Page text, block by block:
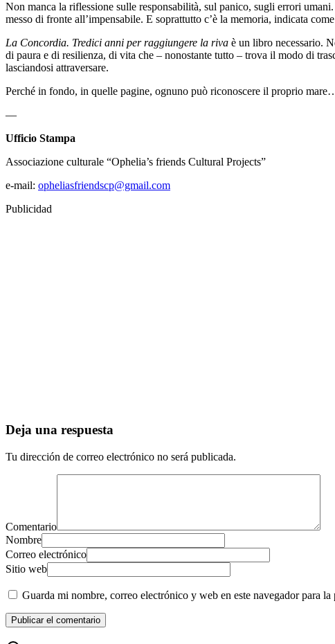
Non manca la riflessione sulle responsabilità, sul panico, sugli errori
messo di fronte all’impensabile. E soprattutto c’è la memoria, indicata
La Concordia. Tredici anni per raggiungere la riva è un libro necessario.
di paura e di resilienza, di vita che – nonostante tutto – trova il modo di
lasciandosi attraversare.
Perché in fondo, in quelle pagine, ognuno può riconoscere il proprio
—
Ufficio Stampa
Associazione culturale “Ophelia’s friends Cultural Projects”
e-mail: opheliasfriendscp@gmail.com
Publicidad
Deja una respuesta
Tu dirección de correo electrónico no será publicada.
Comentario
Nombre
Correo electrónico
Sitio web
Guarda mi nombre, correo electrónico y web en este navegador para